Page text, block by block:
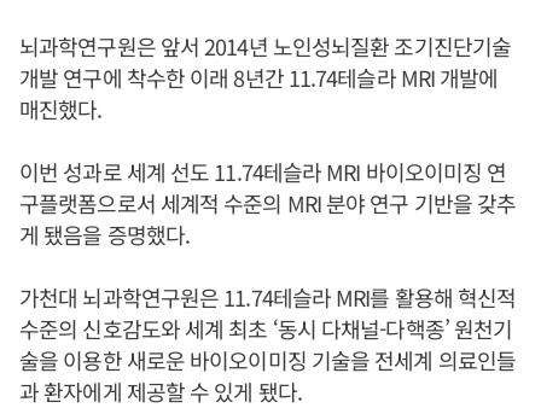
뇌과학연구원은 앞서 2014년 노인성뇌질환 조기진단기술
개발 연구에 착수한 이래 8년간 11.74테슬라 MRI 개발에
매진했다.
이번 성과로 세계 선도 11.74테슬라 MRI 바이오이미징 연
구플랫폼으로서 세계적 수준의 MRI 분야 연구 기반을 갖추
게 됐음을 증명했다.
가천대 뇌과학연구원은 11.74테슬라 MRI를 활용해 혁신적
수준의 신호감도와 세계 최초 ‘동시 다채널-다핵종’ 원천기
술을 이용한 새로운 바이오이미징 기술을 전세계 의료인들
과 환자에게 제공할 수 있게 됐다.